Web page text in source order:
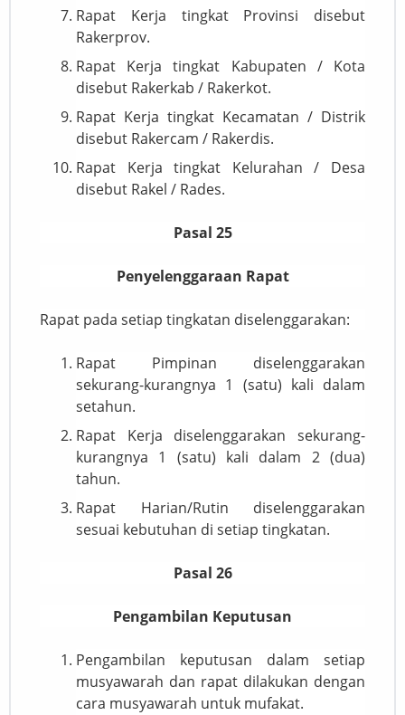
Rapat Kerja tingkat Provinsi disebut
Rakerprov.
Rapat Kerja tingkat Kabupaten / Kota
disebut Rakerkab / Rakerkot.
Rapat Kerja tingkat Kecamatan / Distrik
disebut Rakercam / Rakerdis.
Rapat Kerja tingkat Kelurahan / Desa
disebut Rakel / Rades.
Pasal 25
Penyelenggaraan Rapat
Rapat pada setiap tingkatan diselenggarakan:
Rapat Pimpinan diselenggarakan
sekurang-kurangnya 1 (satu) kali dalam
setahun.
Rapat Kerja diselenggarakan sekurang-
kurangnya 1 (satu) kali dalam 2 (dua)
tahun.
Rapat Harian/Rutin diselenggarakan
sesuai kebutuhan di setiap tingkatan.
Pasal 26
Pengambilan Keputusan
Pengambilan keputusan dalam setiap
musyawarah dan rapat dilakukan dengan
cara musyawarah untuk mufakat.